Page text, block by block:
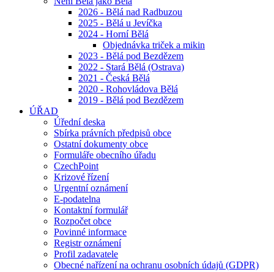
2026 - Bělá nad Radbuzou
2025 - Bělá u Jevíčka
2024 - Horní Bělá
Objednávka triček a mikin
2023 - Bělá pod Bezdězem
2022 - Stará Bělá (Ostrava)
2021 - Česká Bělá
2020 - Rohovládova Bělá
2019 - Bělá pod Bezdězem
ÚŘAD
Úřední deska
Sbírka právních předpisů obce
Ostatní dokumenty obce
Formuláře obecního úřadu
CzechPoint
Krizové řízení
Urgentní oznámení
E-podatelna
Kontaktní formulář
Rozpočet obce
Povinné informace
Registr oznámení
Profil zadavatele
Obecné nařízení na ochranu osobních údajů (GDPR)